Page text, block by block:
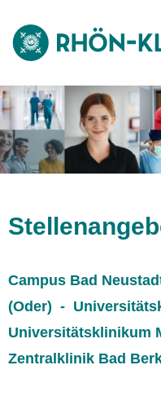
Stellenangebote
Bewerbungstipps
Campus Bad
(Oder) -
Universitätsklinikum
Zentralklinik Bad